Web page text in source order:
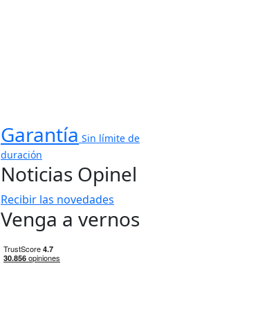
Garantía Sin límite de
duración
Noticias Opinel
Recibir las novedades
Venga a vernos